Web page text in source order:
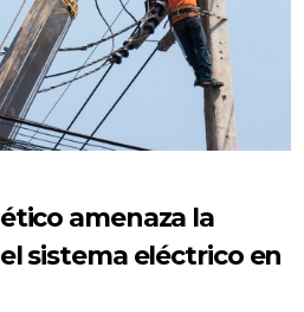
amenaza la
sistema eléctrico en